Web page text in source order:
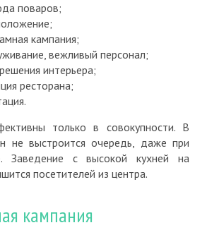
поваров;
кампания;
вежливый персонал;
интерьера;
ресторана;
только в совокупности. В
не выстроится очередь, даже при
Заведение с высокой кухней на
посетителей из центра.
кампания